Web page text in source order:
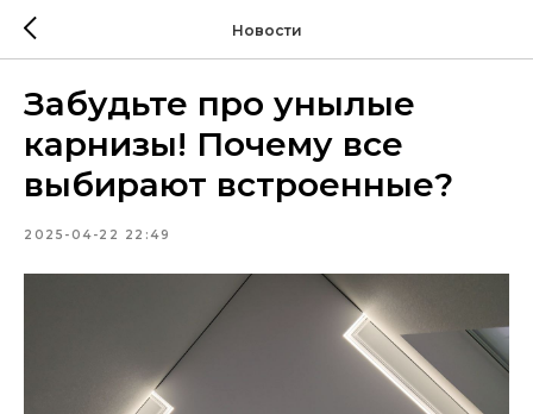
Новости
Забудьте про унылые
карнизы! Почему все
выбирают встроенные?
2025-04-22 22:49